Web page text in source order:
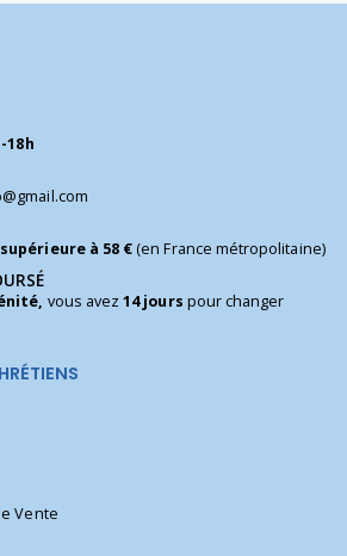
18h
à 58 €(en France métropolitaine)
vous avez14 jours pour changer
Vente